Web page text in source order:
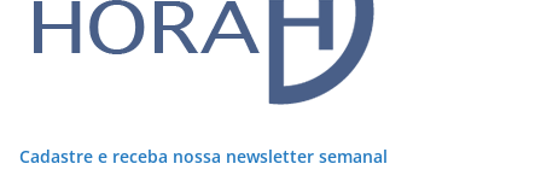
Cadastre e receba nossa newsletter semanal